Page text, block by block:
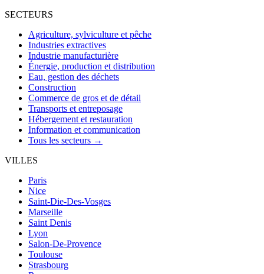
SECTEURS
Agriculture, sylviculture et pêche
Industries extractives
Industrie manufacturière
Énergie, production et distribution
Eau, gestion des déchets
Construction
Commerce de gros et de détail
Transports et entreposage
Hébergement et restauration
Information et communication
Tous les secteurs →
VILLES
Paris
Nice
Saint-Die-Des-Vosges
Marseille
Saint Denis
Lyon
Salon-De-Provence
Toulouse
Strasbourg